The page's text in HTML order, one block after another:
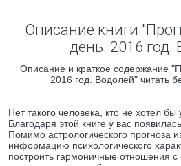
Описание книги
день. 2016 год.
Описание и краткое содержание
2016 год. Водолей" читать
Нет такого человека, кто не хотел бы
Благодаря этой книге у вас
Помимо астрологического прогноза
информацию психологического
построить гармоничные отношения с